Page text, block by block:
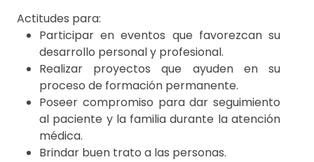
Actitudes para:
Participar en eventos que favorezcan su
desarrollo personal y profesional.
Realizar proyectos que ayuden en su
proceso de formación permanente.
Poseer compromiso para dar seguimiento
al paciente y la familia durante la atención
médica.
Brindar buen trato a las personas.